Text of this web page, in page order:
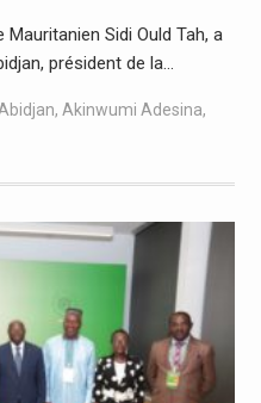
Sidi Ould Tah, a
président de la…
, Akinwumi Adesina,